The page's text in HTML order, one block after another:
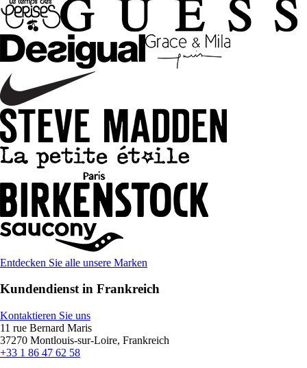
Entdecken Sie alle unsere Marken
Kundendienst in Frankreich
Kontaktieren Sie uns
11 rue Bernard Maris
37270 Montlouis-sur-Loire, Frankreich
+33 1 86 47 62 58